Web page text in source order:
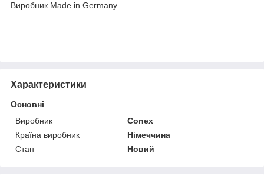
Виробник Made in Germany
Характеристики
Основні
Виробник
Conex
Країна виробник
Німеччина
Стан
Новий